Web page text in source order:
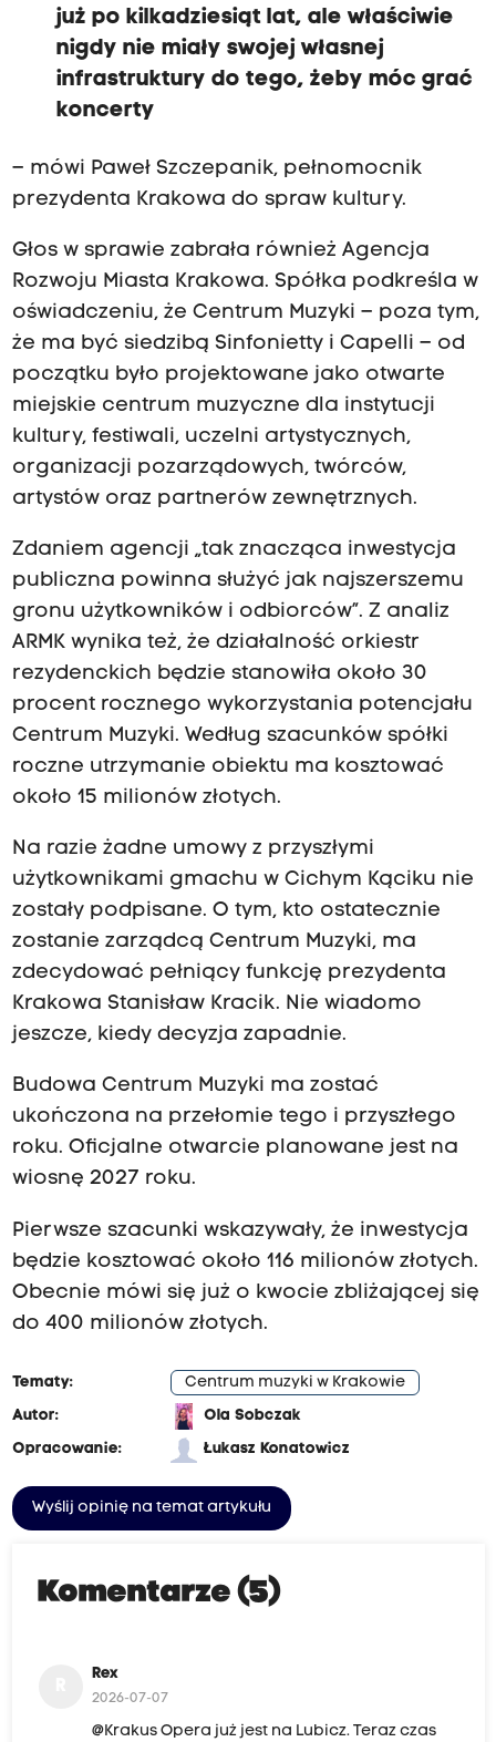
już po kilkadziesiąt lat, ale właściwie
nigdy nie miały swojej własnej
infrastruktury do tego, żeby móc grać
koncerty
– mówi Paweł Szczepanik, pełnomocnik
prezydenta Krakowa do spraw kultury.
Głos w sprawie zabrała również Agencja
Rozwoju Miasta Krakowa. Spółka podkreśla w
oświadczeniu, że Centrum Muzyki – poza tym,
że ma być siedzibą Sinfonietty i Capelli – od
początku było projektowane jako otwarte
miejskie centrum muzyczne dla instytucji
kultury, festiwali, uczelni artystycznych,
organizacji pozarządowych, twórców,
artystów oraz partnerów zewnętrznych.
Zdaniem agencji „tak znacząca inwestycja
publiczna powinna służyć jak najszerszemu
gronu użytkowników i odbiorców”. Z analiz
ARMK wynika też, że działalność orkiestr
rezydenckich będzie stanowiła około 30
procent rocznego wykorzystania potencjału
Centrum Muzyki. Według szacunków spółki
roczne utrzymanie obiektu ma kosztować
około 15 milionów złotych.
Na razie żadne umowy z przyszłymi
użytkownikami gmachu w Cichym Kąciku nie
zostały podpisane. O tym, kto ostatecznie
zostanie zarządcą Centrum Muzyki, ma
zdecydować pełniący funkcję prezydenta
Krakowa Stanisław Kracik. Nie wiadomo
jeszcze, kiedy decyzja zapadnie.
Budowa Centrum Muzyki ma zostać
ukończona na przełomie tego i przyszłego
roku. Oficjalne otwarcie planowane jest na
wiosnę 2027 roku.
Pierwsze szacunki wskazywały, że inwestycja
będzie kosztować około 116 milionów złotych.
Obecnie mówi się już o kwocie zbliżającej się
do 400 milionów złotych.
Tematy:
Centrum muzyki w Krakowie
Autor:
Ola Sobczak
Opracowanie:
Łukasz Konatowicz
Wyślij opinię na temat artykułu
Komentarze (5)
Rex
2026-07-07
@Krakus Opera już jest na Lubicz. Teraz czas